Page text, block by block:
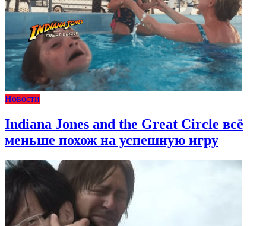
Новости
Indiana Jones and the Great Circle всё
меньше похож на успешную игру